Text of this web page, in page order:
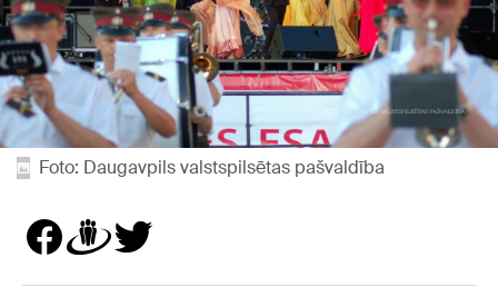
Foto: Daugavpils valstspilsētas pašvaldība